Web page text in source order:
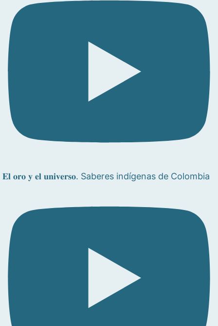
𝐄𝐥 𝐨𝐫𝐨 𝐲 𝐞𝐥 𝐮𝐧𝐢𝐯𝐞𝐫𝐬𝐨. Saberes indígenas de Colombia